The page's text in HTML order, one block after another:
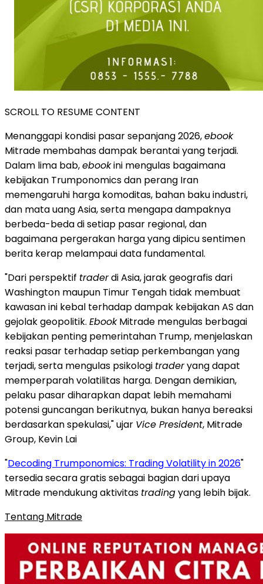
SCROLL TO RESUME CONTENT
Menanggapi kondisi pasar sepanjang 2026,ebook
Mitrade membahas dampak berantai yang terjadi.
Dalam lima bab,ebookini mengulas bagaimana
kebijakan Trumponomics dan perang Iran
memengaruhi harga komoditas, bahan baku industri,
dan mata uang Asia, serta mengapa dampaknya
berbeda-beda di setiap pasar regional, dan
bagaimana pergerakan harga yang dipicu sentimen
berita kerap melampaui data fundamental.
"Dari perspektif traderdi Asia, jarak geografis dari
Washington maupun Timur Tengah tidak membuat
kawasan ini kebal terhadap dampak kebijakan AS dan
gejolak geopolitik. EbookMitrade mengulas berbagai
kebijakan penting pemerintahan Trump, menjelaskan
reaksi pasar terhadap setiap perkembangan yang
terjadi, serta mengulas psikologi traderyang dapat
memperparah volatilitas harga. Dengan demikian,
pelaku pasar diharapkan dapat lebih memahami
potensi guncangan berikutnya, bukan hanya bereaksi
berdasarkan spekulasi," ujar Vice President, Mitrade
Group, Kevin Lai
"Decoding Trumponomics: Trading Volatility in 2026"
tersedia secara gratis sebagai bagian dari upaya
Mitrade mendukung aktivitas tradingyang lebih bijak.
Tentang Mitrade